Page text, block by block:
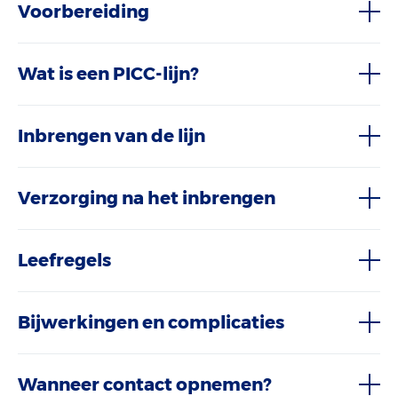
Voorbereiding
Wat is een PICC-lijn?
Inbrengen van de lijn
Verzorging na het inbrengen
Leefregels
Bijwerkingen en complicaties
Wanneer contact opnemen?